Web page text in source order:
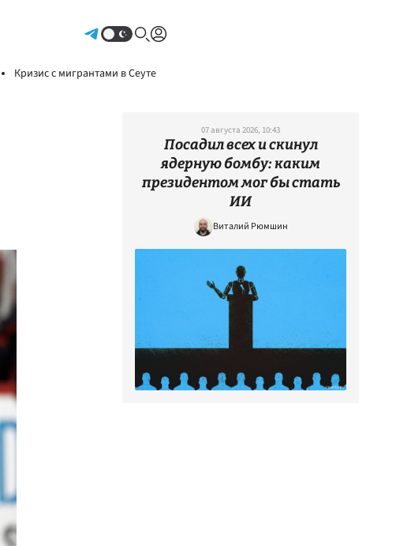
Кризис с мигрантами в Сеуте
07 августа 2026, 10:43
Посадил всех и скинул
ядерную бомбу: каким
президентом мог бы стать
ИИ
Виталий Рюмшин